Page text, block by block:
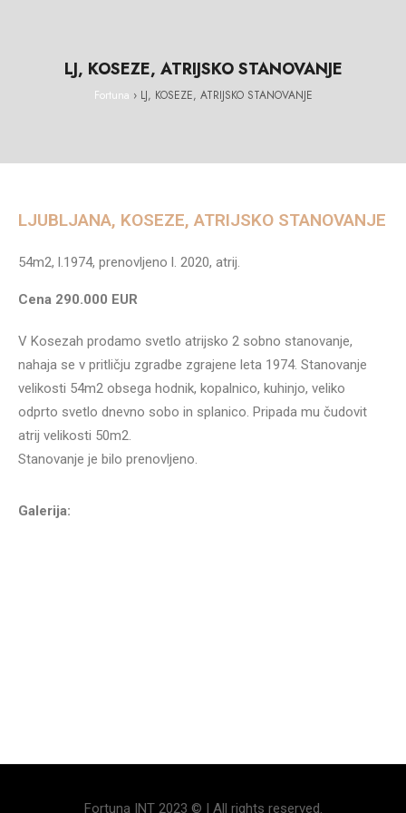
LJ, KOSEZE, ATRIJSKO STANOVANJE
Fortuna › LJ, KOSEZE, ATRIJSKO STANOVANJE
LJUBLJANA, KOSEZE, ATRIJSKO STANOVANJE
54m2, l.1974, prenovljeno l. 2020, atrij.
Cena 290.000 EUR
V Kosezah prodamo svetlo atrijsko 2 sobno stanovanje,
nahaja se v pritličju zgradbe zgrajene leta 1974. Stanovanje
velikosti 54m2 obsega hodnik, kopalnico, kuhinjo, veliko
odprto svetlo dnevno sobo in splanico. Pripada mu čudovit
atrij velikosti 50m2.
Stanovanje je bilo prenovljeno.
Galerija:
Fortuna INT 2023 © | All rights reserved.